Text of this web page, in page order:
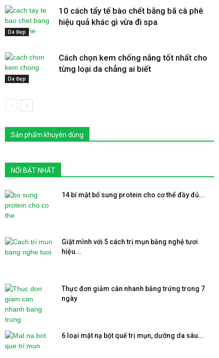
Da Đẹp
10 cách tẩy tế bào chết bằng bã cà phê
hiệu quả khác gì vừa đi spa
Da Đẹp
Cách chọn kem chống nắng tốt nhất cho
từng loại da chẳng ai biết
Sản phẩm khuyên dùng
NỔI BẬT NHẤT
14 bí mật bổ sung protein cho cơ thể đầy đủ...
Giật mình với 5 cách trị mụn bằng nghệ tươi
hiệu...
Thực đơn giảm cân nhanh bằng trứng trong 7
ngày
6 loại mặt nạ bột quế trị mụn, dưỡng da sâu...